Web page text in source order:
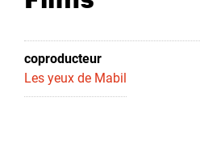
coproducteur
Les yeux de Mabil